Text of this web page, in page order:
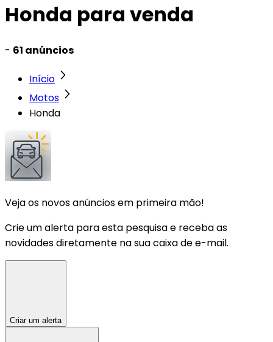
Honda para venda
- 61 anúncios
Início
Motos
Honda
Veja os novos anúncios em primeira mão!
Crie um alerta para esta pesquisa e receba as
novidades diretamente na sua caixa de e-mail.
Criar um alerta